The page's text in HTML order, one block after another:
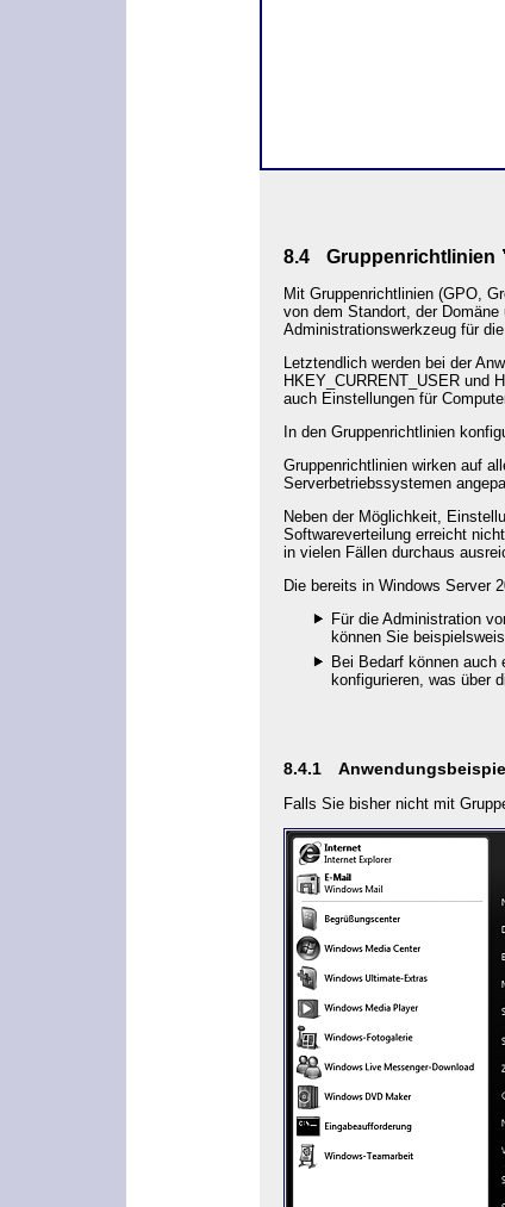
8.4 Gruppenrichtlinien
Mit Gruppenrichtlinien (GPO,
von dem Standort, der
Administrationswerkzeug für
Letztendlich werden bei der
HKEY_CURRENT_USER und
auch Einstellungen für
In den Gruppenrichtlinien
Gruppenrichtlinien wirken auf
Serverbetriebssystemen
Neben der Möglichkeit,
Softwareverteilung erreicht
in vielen Fällen durchaus
Die bereits in Windows Server
Für die Administration
können Sie
Bei Bedarf können auch
konfigurieren, was über
8.4.1
Falls Sie bisher nicht mit